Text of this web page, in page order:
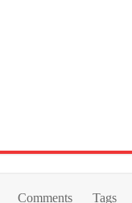
Comments Tags